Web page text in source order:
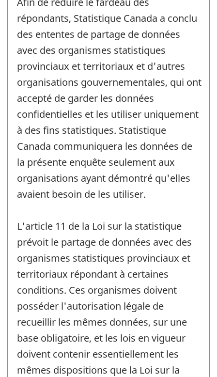
répondants, Statistique Canada a conclu
des ententes de partage de données
avec des organismes statistiques
provinciaux et territoriaux et d'autres
organisations gouvernementales, qui ont
accepté de garder les données
confidentielles et les utiliser uniquement
à des fins statistiques. Statistique
Canada communiquera les données de
la présente enquête seulement aux
organisations ayant démontré qu'elles
avaient besoin de les utiliser.
L'article 11 de la Loi sur la statistique
prévoit le partage de données avec des
organismes statistiques provinciaux et
territoriaux répondant à certaines
conditions. Ces organismes doivent
posséder l'autorisation légale de
recueillir les mêmes données, sur une
base obligatoire, et les lois en vigueur
doivent contenir essentiellement les
mêmes dispositions que la Loi sur la